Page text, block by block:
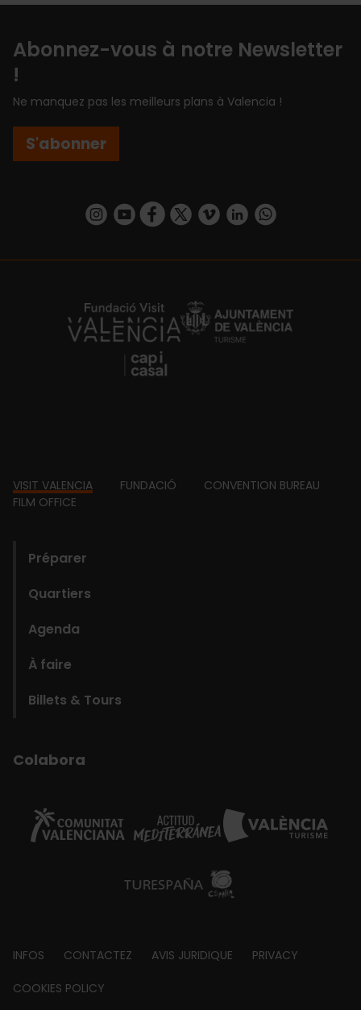
Abonnez-vous à notre Newsletter
!
Ne manquez pas les meilleurs plans à Valencia !
S'abonner
https://www.instagram.com/visit_valencia/
https://www.youtube.com/user/
https://www.facebook.com/
https://twitter.com/
https://vimeo.com/
https://www.linkedin.com/company/turismo-valencia/https://api.whatsapp.com/send/
https://fundacion.visitvalencia.com/
Footer
VISIT VALENCIA FUNDACIÓ
CONVENTION BUREAU
FILM OFFICE
Préparer
Quartiers
Agenda
À faire
Billets & Tours
Colabora
Footer
about
INFOS CONTACTEZ AVIS JURIDIQUE PRIVACY
COOKIES POLICY